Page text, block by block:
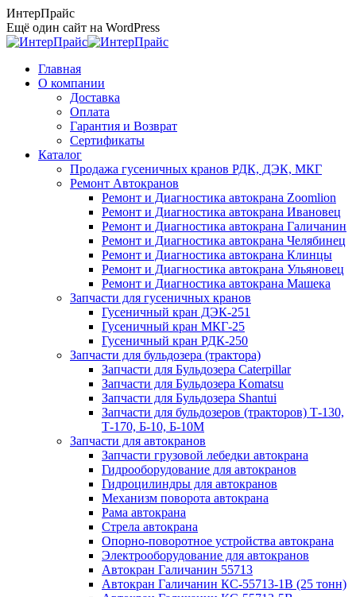
Перейти
к
содержанию
ИнтерПрайс
Ещё один сайт на WordPress
Главная
О компании
Доставка
Оплата
Гарантия и Возврат
Сертификаты
Каталог
Продажа гусеничных кранов РДК, ДЭК, МКГ
Ремонт Автокранов
Ремонт и Диагностика автокрана Zoomlion
Ремонт и Диагностика автокрана Ивановец
Ремонт и Диагностика автокрана Галичанин
Ремонт и Диагностика автокрана Челябинец
Ремонт и Диагностика автокрана Клинцы
Ремонт и Диагностика автокрана Ульяновец
Ремонт и Диагностика автокрана Машека
Запчасти для гусеничных кранов
Гусеничный кран ДЭК-251
Гусеничный кран МКГ-25
Гусеничный кран РДК-250
Запчасти для бульдозера (трактора)
Запчасти для Бульдозера Caterpillar
Запчасти для Бульдозера Komatsu
Запчасти для Бульдозера Shantui
Запчасти для бульдозеров (тракторов) Т-130,
Т-170, Б-10, Б-10М
Запчасти для автокранов
Запчасти грузовой лебедки автокрана
Гидрооборудование для автокранов
Гидроцилиндры для автокранов
Механизм поворота автокрана
Рама автокрана
Стрела автокрана
Опорно-поворотное устройства автокрана
Электрооборудование для автокранов
Автокран Галичанин 55713
Автокран Галичанин КС-55713-1В (25 тонн)